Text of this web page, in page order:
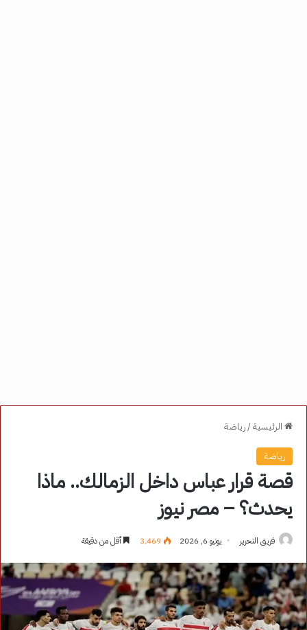
الرئيسية/رياضة
رياضة
قصة قرار عباس داخل الزمالك.. ماذا
يحدث؟ – مصر نيوز
فريق التحرير يونيو 6, 2026 3٬469 أقل من دقيقة